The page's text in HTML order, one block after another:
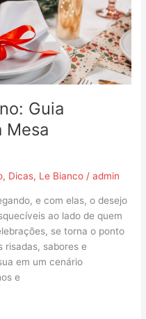
Guia
Mesa
, Dicas, Le Bianco /admin
e com elas, o desejo
ao lado de quem
se torna o ponto
risadas, sabores e
em um cenário
e